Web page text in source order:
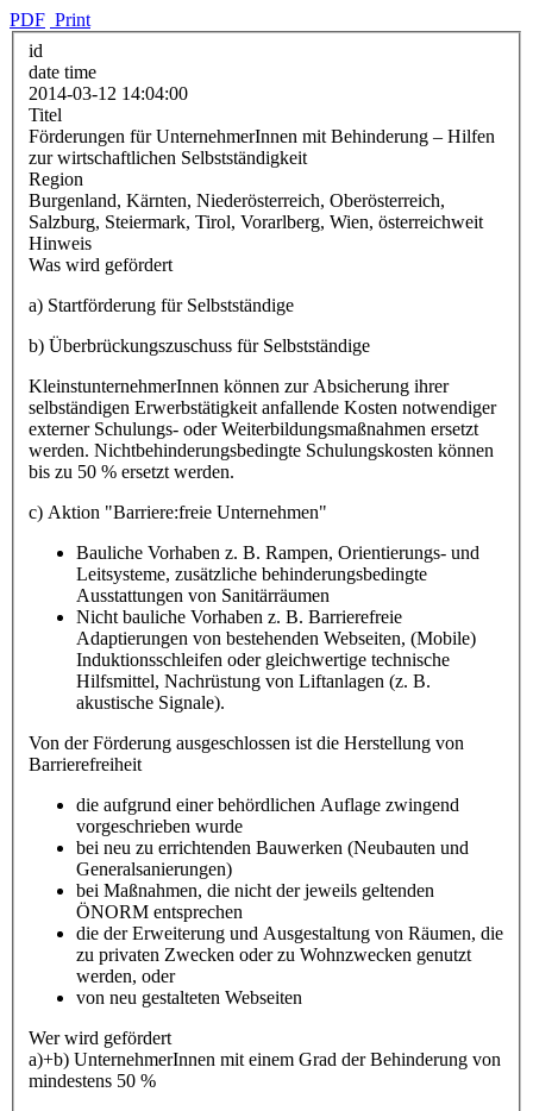
PDF Print
id
date time
2014-03-12 14:04:00
Titel
Förderungen für UnternehmerInnen mit Behinderung – Hilfen
zur wirtschaftlichen Selbstständigkeit
Region
Burgenland, Kärnten, Niederösterreich, Oberösterreich,
Salzburg, Steiermark, Tirol, Vorarlberg, Wien, österreichweit
Hinweis
Was wird gefördert
a) Startförderung für Selbstständige
b) Überbrückungszuschuss für Selbstständige
KleinstunternehmerInnen können zur Absicherung ihrer
selbständigen Erwerbstätigkeit anfallende Kosten notwendiger
externer Schulungs- oder Weiterbildungsmaßnahmen ersetzt
werden. Nichtbehinderungsbedingte Schulungskosten können
bis zu 50 % ersetzt werden.
c) Aktion "Barriere:freie Unternehmen"
Bauliche Vorhaben z. B. Rampen, Orientierungs- und
Leitsysteme, zusätzliche behinderungsbedingte
Ausstattungen von Sanitärräumen
Nicht bauliche Vorhaben z. B. Barrierefreie
Adaptierungen von bestehenden Webseiten, (Mobile)
Induktionsschleifen oder gleichwertige technische
Hilfsmittel, Nachrüstung von Liftanlagen (z. B.
akustische Signale).
Von der Förderung ausgeschlossen ist die Herstellung von
Barrierefreiheit
die aufgrund einer behördlichen Auflage zwingend
vorgeschrieben wurde
bei neu zu errichtenden Bauwerken (Neubauten und
Generalsanierungen)
bei Maßnahmen, die nicht der jeweils geltenden
ÖNORM entsprechen
die der Erweiterung und Ausgestaltung von Räumen, die
zu privaten Zwecken oder zu Wohnzwecken genutzt
werden, oder
von neu gestalteten Webseiten
Wer wird gefördert
a)+b) UnternehmerInnen mit einem Grad der Behinderung von
mindestens 50 %